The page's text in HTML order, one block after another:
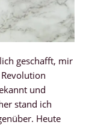
geschafft, mir
und
stand ich
Heute